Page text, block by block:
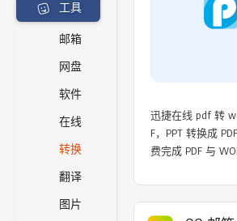
工具
邮箱
网盘
软件
在线
转换
翻译
图片
迅捷在线 pdf 转
F，PPT 转换成
费完成 PDF 与